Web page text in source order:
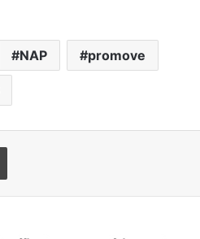
NAP promove